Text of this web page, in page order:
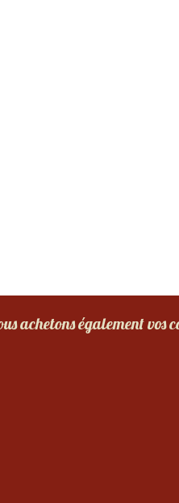
achetons également vos